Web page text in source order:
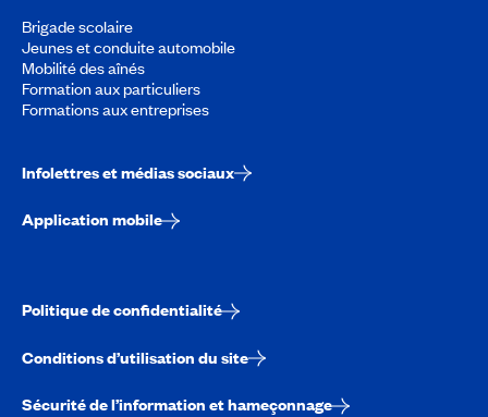
Brigade scolaire
Jeunes et conduite automobile
Mobilité des aînés
Formation aux particuliers
Formations aux entreprises
Infolettres et médias sociaux
Application mobile
Politique de confidentialité
Conditions d’utilisation du site
Sécurité de l’information et hameçonnage